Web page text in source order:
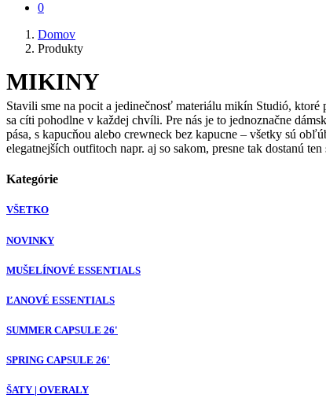
0
Domov
Produkty
MIKINY
Stavili sme na pocit a jedinečnosť materiálu mikín Studió,
sa cíti pohodlne v každej chvíli. Pre nás je to jednoznačne
pása, s kapucňou alebo crewneck bez kapucne – všetky sú
elegatnejších outfitoch napr. aj so sakom, presne tak dostanú
Kategórie
VŠETKO
NOVINKY
MUŠELÍNOVÉ ESSENTIALS
ĽANOVÉ ESSENTIALS
SUMMER CAPSULE 26'
SPRING CAPSULE 26'
ŠATY | OVERALY